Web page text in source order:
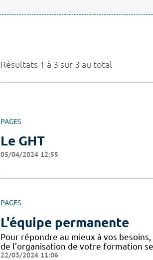
Résultats 1 à 3 sur 3 au total
PAGES
Le GHT
05/04/2024 12:55
PAGES
L'équipe permanente
Pour répondre au mieux à vos
de l’organisation de votre formation
22/03/2024 11:06